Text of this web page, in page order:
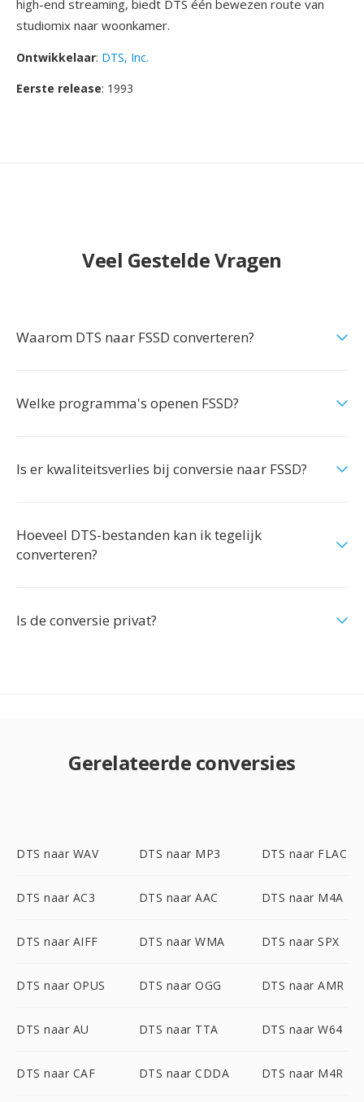
high-end streaming, biedt DTS één bewezen route van
studiomix naar woonkamer.
Ontwikkelaar: DTS, Inc.
Eerste release: 1993
Veel Gestelde Vragen
Waarom DTS naar FSSD converteren?
Welke programma's openen FSSD?
Is er kwaliteitsverlies bij conversie naar FSSD?
Hoeveel DTS-bestanden kan ik tegelijk
converteren?
Is de conversie privat?
Gerelateerde conversies
DTS naar WAV DTS naar MP3 DTS naar FLAC
DTS naar AC3 DTS naar AAC DTS naar M4A
DTS naar AIFF DTS naar WMA DTS naar SPX
DTS naar OPUS DTS naar OGG DTS naar AMR
DTS naar AU DTS naar TTA DTS naar W64
DTS naar CAF DTS naar CDDA DTS naar M4R